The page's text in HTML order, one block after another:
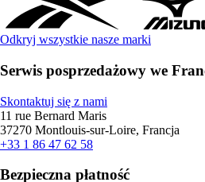
Odkryj wszystkie nasze marki
Serwis posprzedażowy we
Skontaktuj się z nami
11 rue Bernard Maris
37270 Montlouis-sur-Loire, Francja
+33 1 86 47 62 58
Bezpieczna płatność